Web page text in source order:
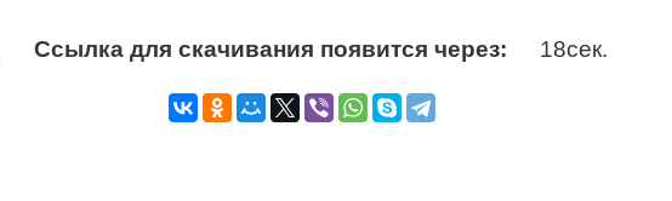
Ссылка для скачивания появится через: 17сек.